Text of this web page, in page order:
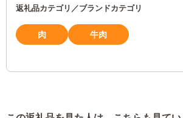
返礼品カテゴリ／ブランドカテゴリ
肉 牛肉